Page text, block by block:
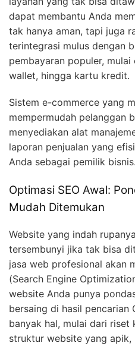
dapat membantu Anda
tak hanya aman, tapi juga
terintegrasi mulus dengan
pembayaran populer,
wallet, hingga kartu kredit.
Sistem e-commerce yang
mempermudah pelanggan
menyediakan alat
laporan penjualan yang
Anda sebagai pemilik bisnis.
Optimasi SEO Awal:
Mudah Ditemukan
Website yang indah
tersembunyi jika tak bisa
jasa web profesional akan
(Search Engine
website Anda punya
bersaing di hasil pencarian
banyak hal, mulai dari riset
struktur website yang apik,